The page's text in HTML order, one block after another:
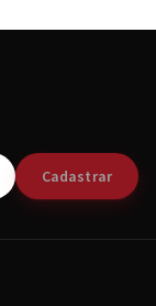
Cadastrar